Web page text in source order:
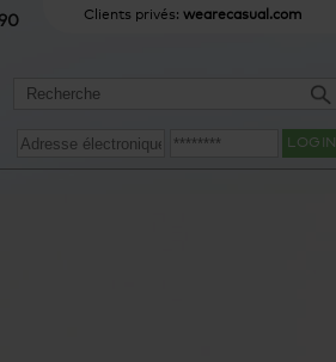
Clients privés: wearecasual.com
LOGIN